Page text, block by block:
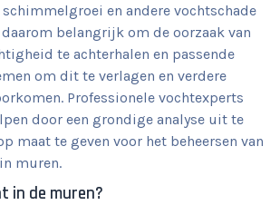
en andere vochtschade
belangrijk om de oorzaak van
te achterhalen en passende
om dit te verlagen en verdere
Professionele vochtexperts
door een grondige analyse uit te
maat te geven voor het beheersen van
muren.
in de muren?